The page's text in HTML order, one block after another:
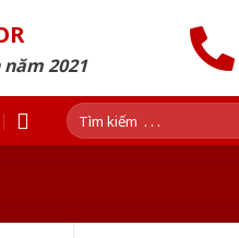
2021
Tìm
kiếm: